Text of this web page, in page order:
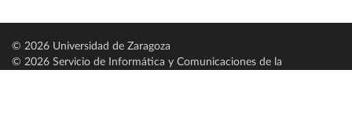
© 2026 Universidad de Zaragoza
© 2026 Servicio de Informática y Comunicaciones de la